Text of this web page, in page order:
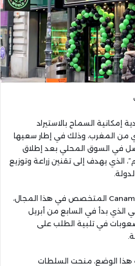
إمكانية السماح بالاستيراد
من المغرب، وذلك في إطار سعيها
في السوق المحلي بعد إطلاق
الذي يهدف إلى تقنين زراعة وتوزيع
ووفقًا لتقارير موقع Canamo المتخصص في هذا المجال،
الذي بدأ في السابع من أبريل
في تلبية الطلب على
الوضع، منحت السلطات